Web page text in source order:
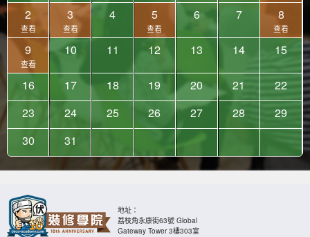
2
查看
3
查看
4 5
查看
6 7 8
查看
9
查看
10 11 12 13 14 15
16 17 18 19 20 21
22
23
24 25 26 27 28
29
30
31
地址：
荔枝角永康街63號 Global
Gateway Tower 3樓303室